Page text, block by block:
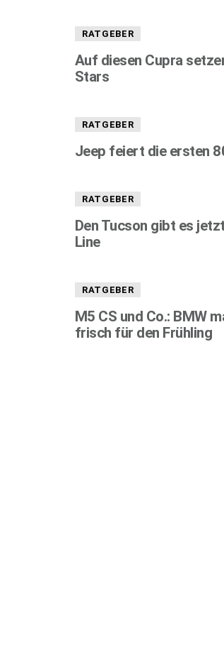
RATGEBER
Auf diesen Cupra
Stars
RATGEBER
Jeep feiert die ersten
RATGEBER
Den Tucson gibt es
Line
RATGEBER
M5 CS und Co.: BMW
frisch für den Frühling